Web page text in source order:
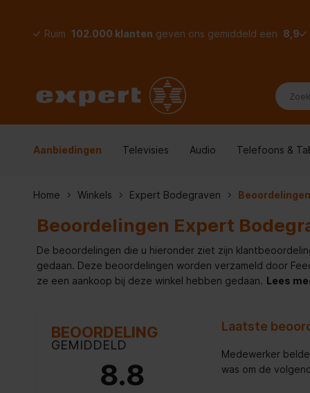
Ruim 102.000 klanten geven ons gemiddeld een 8,9
Aanbiedingen Televisies Audio Telefoons &
Home Winkels Expert Bodegraven Beoordelingen
Beoordelingen Expert
De beoordelingen die u hieronder ziet zijn
gedaan. Deze beoordelingen worden verzameld door
ze een aankoop bij deze winkel hebben gedaan. Lees
BEOORDELING
GEMIDDELD
8.8
Laatste
Medewerker
was om de